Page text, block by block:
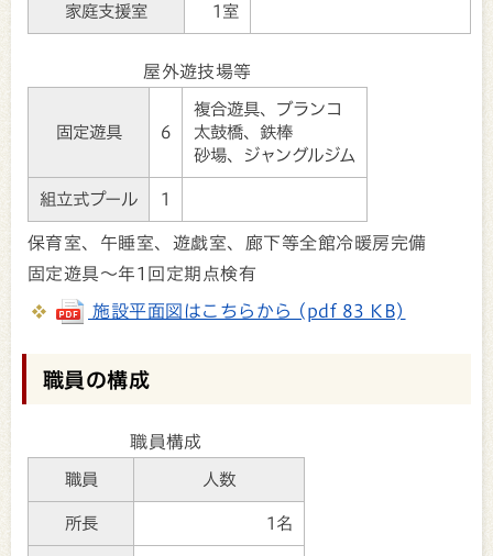
家庭支援室 1室
屋外遊技場等
固定遊具 6
複合遊具、ブランコ
太鼓橋、鉄棒
砂場、ジャングルジム
組立式プール 1
保育室、午睡室、遊戯室、廊下等全館冷暖房完備
固定遊具～年1回定期点検有
施設平面図はこちらから (pdf 83 KB)
職員の構成
職員構成
職員 人数
所長 1名